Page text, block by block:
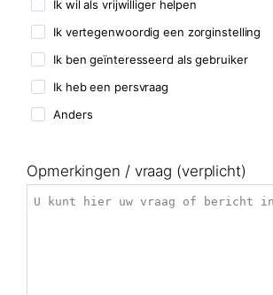
Ik wil als vrijwilliger helpen
Ik vertegenwoordig een zorginstelling
Ik ben geïnteresseerd als gebruiker
Ik heb een persvraag
Anders
Opmerkingen / vraag (verplicht)